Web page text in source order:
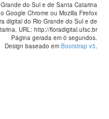
do Sul e de Santa Catarina
Google Chrome ou Mozilla Firefox
digital do Rio Grande do Sul e de
URL: http://floradigital.ufsc.br
Página gerada em 0 segundos.
Design baseado em Bootstrap v3.